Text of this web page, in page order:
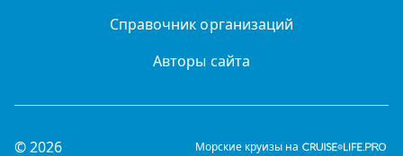
Справочник организаций
Авторы сайта
© 2026 Морские круизы на